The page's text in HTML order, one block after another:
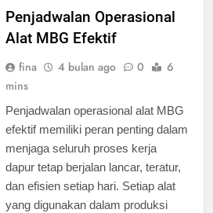
Penjadwalan Operasional
Alat MBG Efektif
fina 4 bulan ago 0
6
mins
Penjadwalan operasional alat MBG
efektif memiliki peran penting dalam
menjaga seluruh proses kerja
dapur tetap berjalan lancar, teratur,
dan efisien setiap hari. Setiap alat
yang digunakan dalam produksi